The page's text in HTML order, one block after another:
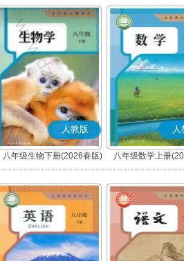
人教版
八年级生物下册(2026春版)
人
八年级数学上册